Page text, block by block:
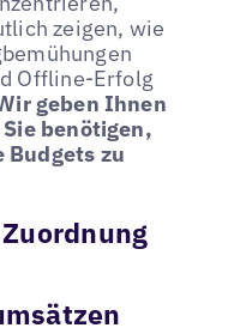
zeigen, wie
Offline-Erfolg
geben Ihnen
benötigen,
Budgets zu